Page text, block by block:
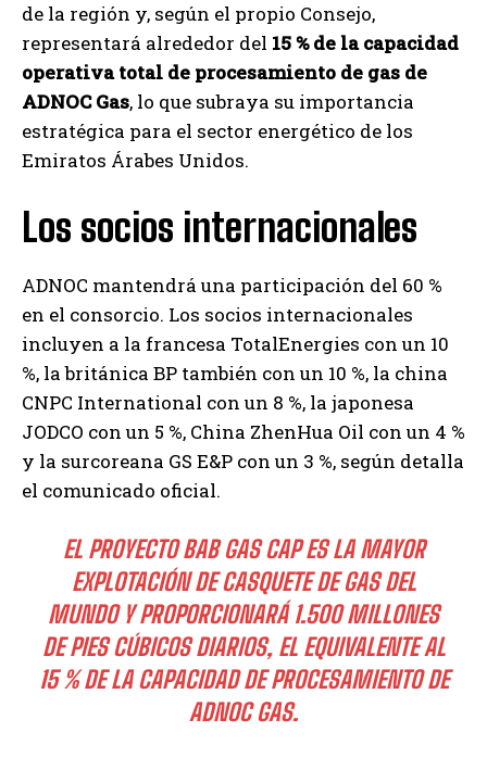
de la región y, según el propio Consejo,
representará alrededor del 15 % de la capacidad
operativa total de procesamiento de gas de
ADNOC Gas, lo que subraya su importancia
estratégica para el sector energético de los
Emiratos Árabes Unidos.
Los socios internacionales
ADNOC mantendrá una participación del 60 %
en el consorcio. Los socios internacionales
incluyen a la francesa TotalEnergies con un 10
%, la británica BP también con un 10 %, la china
CNPC International con un 8 %, la japonesa
JODCO con un 5 %, China ZhenHua Oil con un 4 %
y la surcoreana GS E&P con un 3 %, según detalla
el comunicado oficial.
EL PROYECTO BAB GAS CAP ES LA MAYOR
EXPLOTACIÓN DE CASQUETE DE GAS DEL
MUNDO Y PROPORCIONARÁ 1.500 MILLONES
DE PIES CÚBICOS DIARIOS, EL EQUIVALENTE AL
15 % DE LA CAPACIDAD DE PROCESAMIENTO DE
ADNOC GAS.